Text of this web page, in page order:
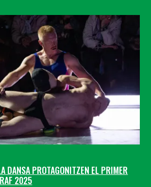
DANSA PROTAGONITZEN EL PRIMER
2025